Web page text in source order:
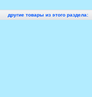
другие товары из этого раздела: